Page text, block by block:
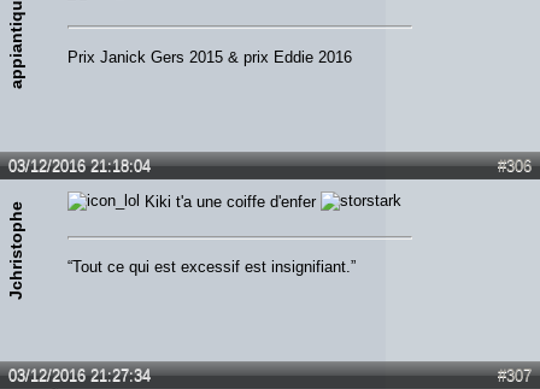
appiantiqua Prix Janick Gers 2015 & prix Eddie 2016
#306
03/12/2016 21:18:04
Jchristophe Kiki t'a une coiffe d'enfer
“Tout ce qui est excessif est insignifiant.”
#307
03/12/2016 21:27:34